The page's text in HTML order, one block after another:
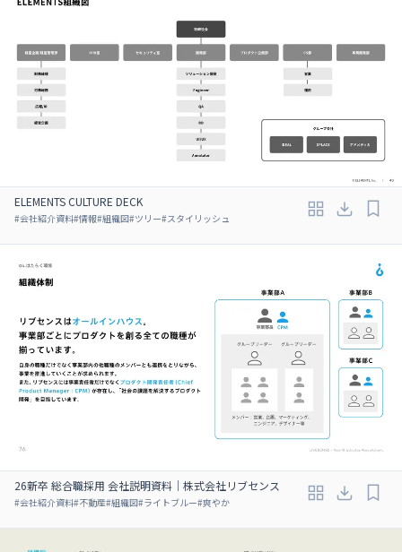
ELEMENTS CULTURE DECK
#会社紹介資料#情報#組織図#ツリー#スタイリッシュ
26新卒 総合職採用 会社説明資料｜株式会社リブセンス
#会社紹介資料#不動産#組織図#ライトブルー#爽やか